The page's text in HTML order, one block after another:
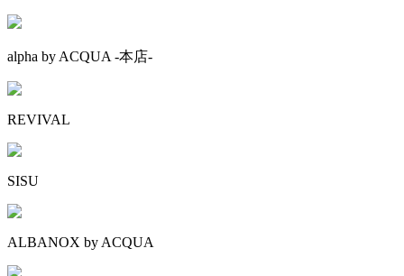
alpha by ACQUA -本店-
REVIVAL
SISU
ALBANOX by ACQUA